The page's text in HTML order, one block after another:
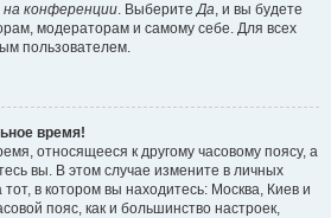
конференции. ВыберитеДа, и вы будете
модераторам и самому себе. Для всех
пользователем.
время!
относящееся к другому часовому поясу, а
вы. В этом случае измените в личных
в котором вы находитесь: Москва, Киев и
пояс, как и большинство настроек,